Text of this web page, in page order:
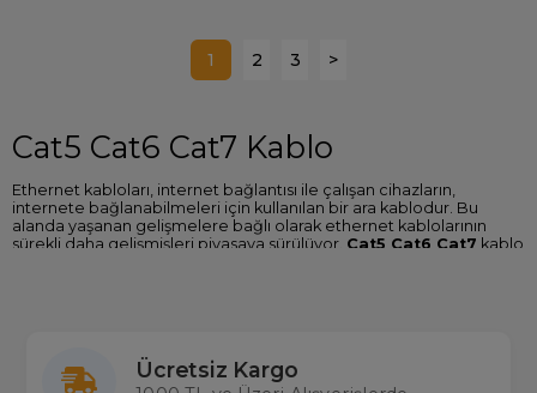
1 2 3 >
Cat5 Cat6 Cat7 Kablo
Ethernet kabloları, internet bağlantısı ile çalışan cihazların,
internete bağlanabilmeleri için kullanılan bir ara kablodur. Bu
alanda yaşanan gelişmelere bağlı olarak ethernet kablolarının
sürekli daha gelişmişleri piyasaya sürülüyor. Cat5 Cat6 Cat7 kablo
Cat5 Cat6 Cat7kablo modellerinin her birinin farklı avantajları
Ücretsiz Kargo